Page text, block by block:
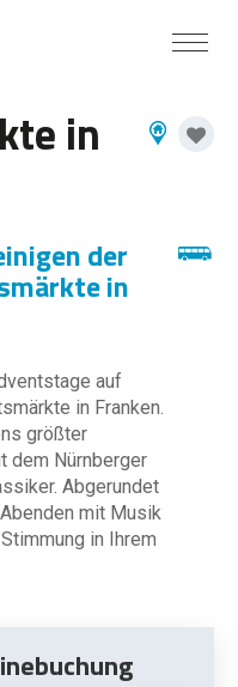
in
der
in
auf
in Franken.
größter
dem Nürnberger
Abgerundet
mit Musik
in Ihrem